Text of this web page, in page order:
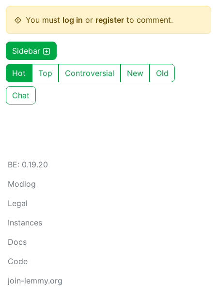
You must log in or register to comment.
Sidebar
Hot Top Controversial New Old
Chat
BE: 0.19.20
Modlog
Legal
Instances
Docs
Code
join-lemmy.org